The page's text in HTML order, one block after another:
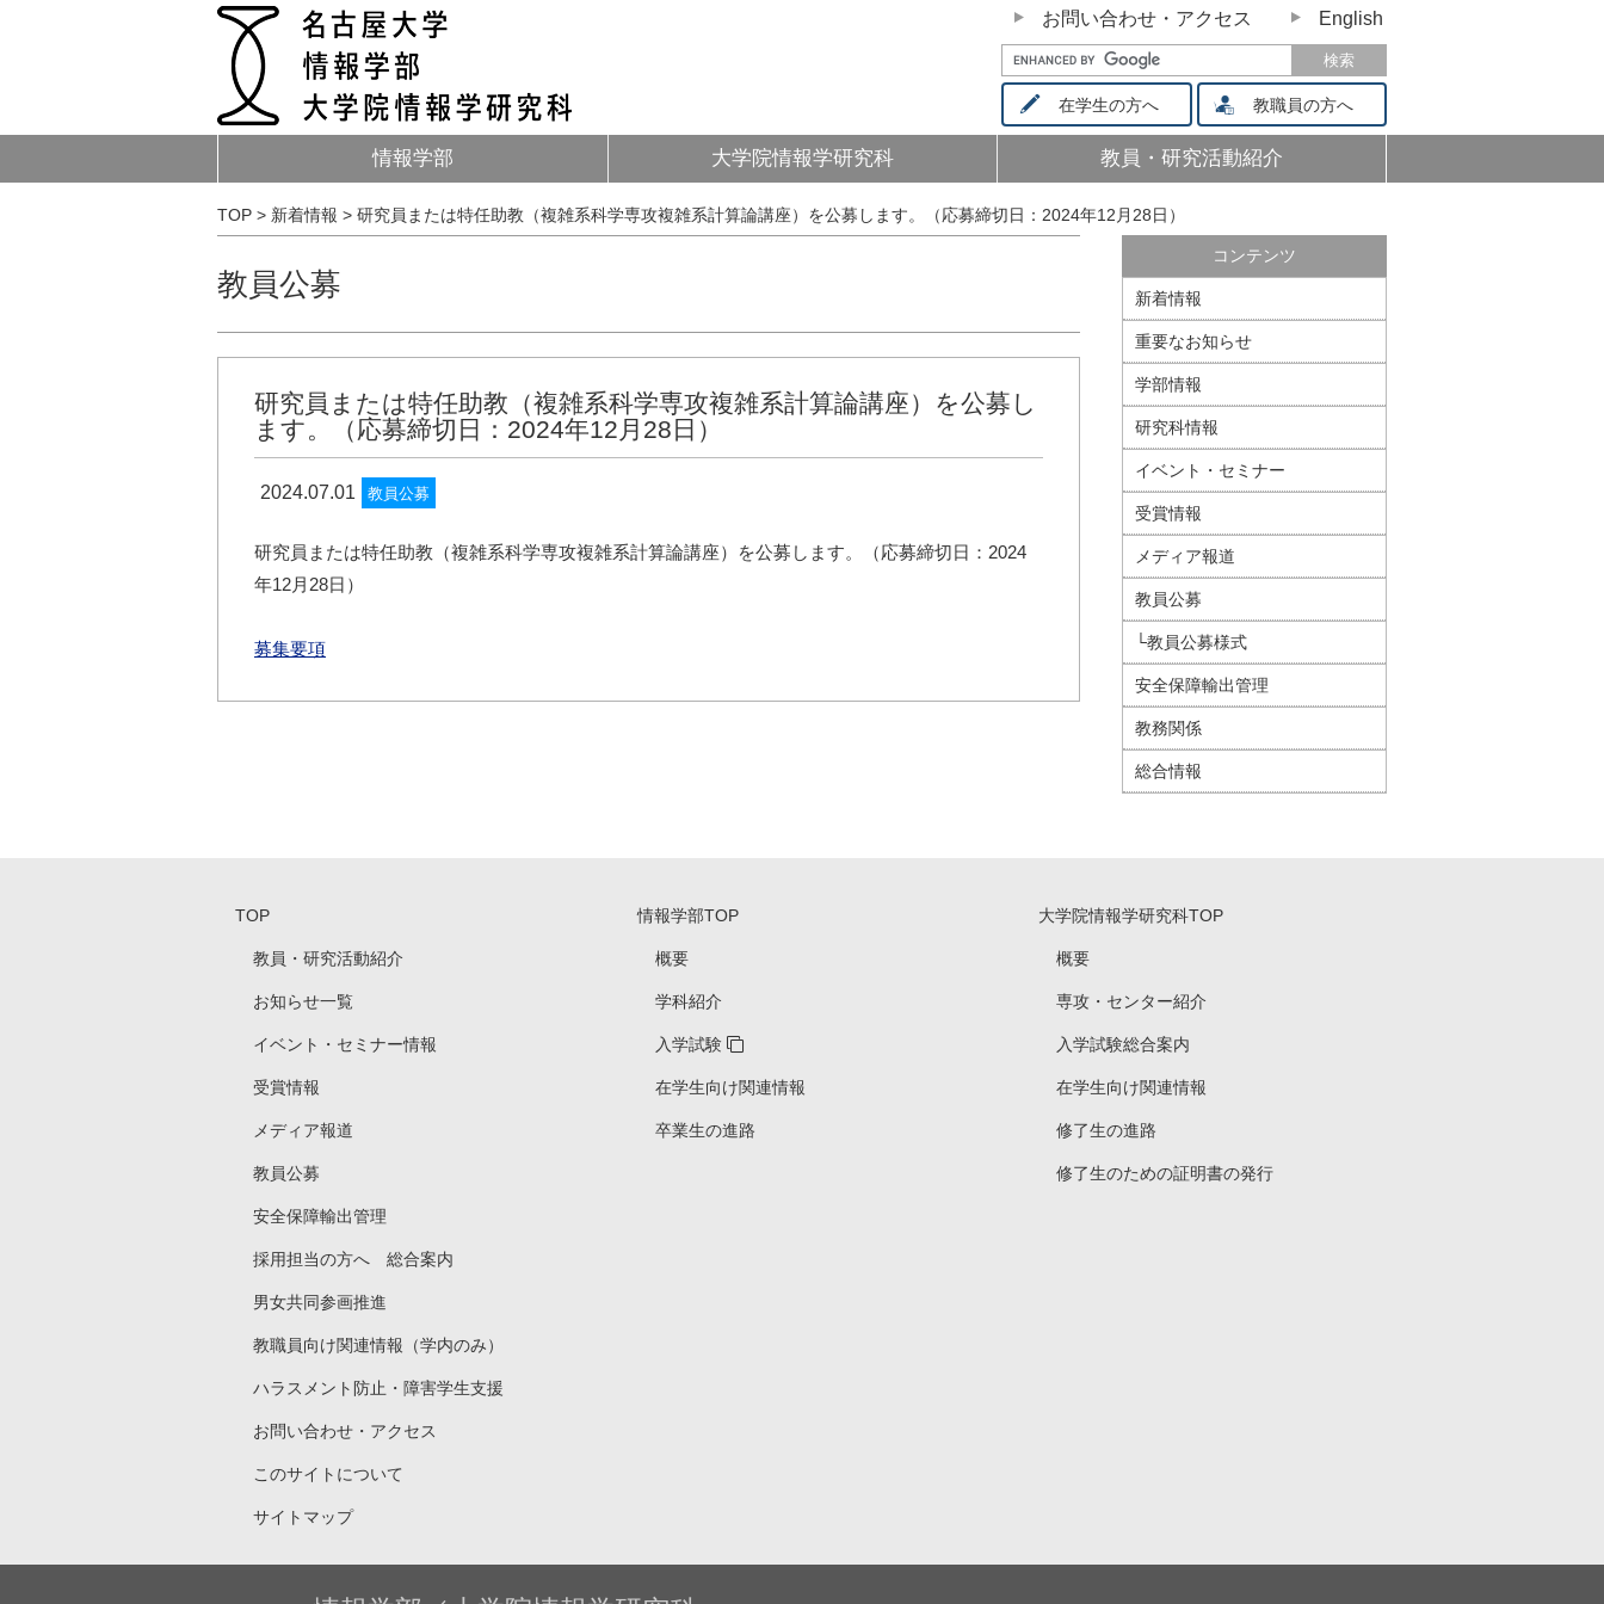
English
お問い合わせ・アクセス
在学生の方へ 教職員の方へ
情報学部 大学院情報学研究科 教員・研究活動紹介
TOP > 新着情報 > 研究員または特任助教（複雑系科学専攻複雑系計算論講座）を公募します。（応募締切日：2024年12月28日）
教員公募
研究員または特任助教（複雑系科学専攻複雑系計算論講座）を公募し
ます。（応募締切日：2024年12月28日）
2024.07.01 教員公募
研究員または特任助教（複雑系科学専攻複雑系計算論講座）を公募します。（応募締切日：2024
年12月28日）
募集要項
コンテンツ
新着情報
重要なお知らせ
学部情報
研究科情報
イベント・セミナー
受賞情報
メディア報道
教員公募
└教員公募様式
安全保障輸出管理
教務関係
総合情報
TOP
教員・研究活動紹介
お知らせ一覧
イベント・セミナー情報
受賞情報
メディア報道
教員公募
安全保障輸出管理
採用担当の方へ 総合案内
男女共同参画推進
教職員向け関連情報（学内のみ）
ハラスメント防止・障害学生支援
お問い合わせ・アクセス
このサイトについて
サイトマップ
情報学部TOP
概要
学科紹介
入学試験
在学生向け関連情報
卒業生の進路
大学院情報学研究科TOP
概要
専攻・センター紹介
入学試験総合案内
在学生向け関連情報
修了生の進路
修了生のための証明書の発行